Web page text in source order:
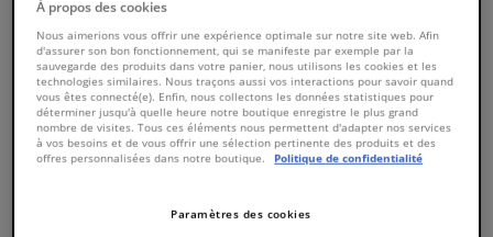
Filtres & liquides
Bagages & transport
Fenêtres & accessoires
À propos des cookies
Nous aimerions vous offrir une expérience optimale sur notre site web. Afin
d'assurer son bon fonctionnement, qui se manifeste par exemple par la
sauvegarde des produits dans votre panier, nous utilisons les cookies et les
technologies similaires. Nous traçons aussi vos interactions pour savoir quand
vous êtes connecté(e). Enfin, nous collectons les données statistiques pour
déterminer jusqu'à quelle heure notre boutique enregistre le plus grand
nombre de visites. Tous ces éléments nous permettent d'adapter nos services
à vos besoins et de vous offrir une sélection pertinente des produits et des
offres personnalisées dans notre boutique.
Politique de confidentialité
Paramètres des cookies